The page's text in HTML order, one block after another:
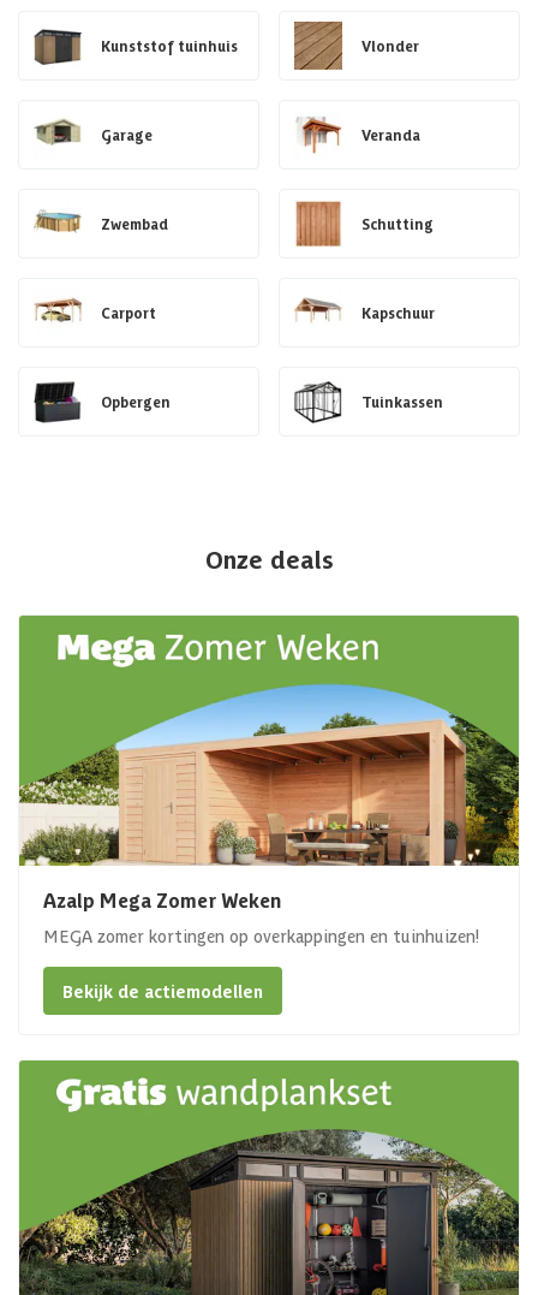
Kunststof tuinhuis Vlonder
Garage Veranda
Zwembad Schutting
Carport Kapschuur
Opbergen Tuinkassen
Onze deals
Azalp Mega Zomer Weken
MEGA zomer kortingen op overkappingen en tuinhuizen!
Bekijk de actiemodellen